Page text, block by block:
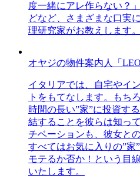
度一緒にアレ作らない？
どなど、さまざまな口実
理研究家がお教えします。
オヤジの物件案内人「
イタリアでは、自宅やイ
トをもてなします。もち
時間の長い”家”に投資す
結することを彼らは知っ
チベーションも、彼女と
すべてはお気に入りの”家
モテるか否か！という目
いたします。